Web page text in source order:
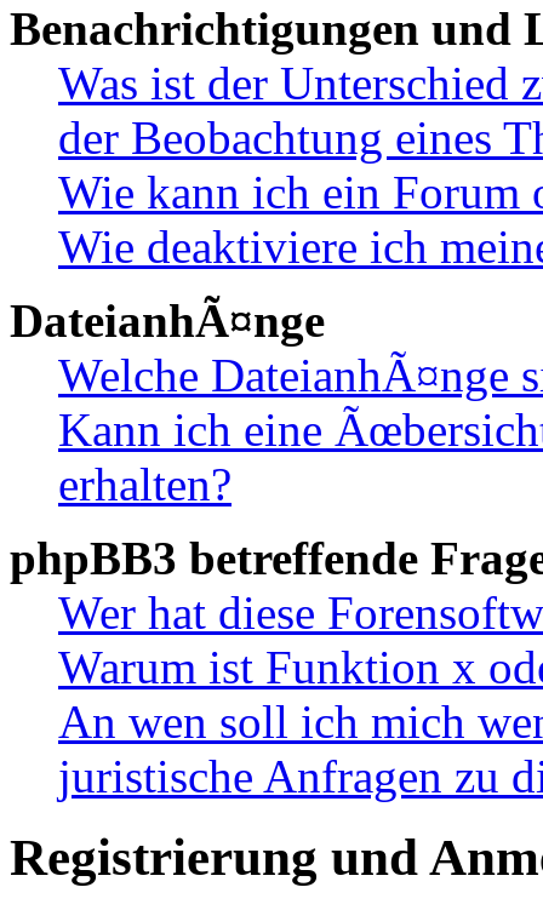
Benachrichtigungen und
Was ist der Unterschied
der Beobachtung eines
Wie kann ich ein Forum
Wie deaktiviere ich
DateianhÃ¤nge
Welche DateianhÃ¤nge
Kann ich eine
erhalten?
phpBB3 betreffende
Wer hat diese
Warum ist Funktion x
An wen soll ich mich
juristische Anfragen zu
Registrierung und